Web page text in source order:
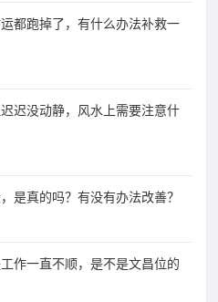
都跑掉了，有什么办法补救一
迟没动静，风水上需要注意什
是真的吗？有没有办法改善？
作一直不顺，是不是文昌位的